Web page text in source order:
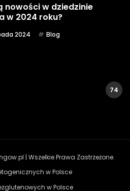
nowości w dziedzinie
w 2024 roku?
2024 Blog
74
| Wszelkie Prawa Zastrzeżone.
w Polsce
w Polsce